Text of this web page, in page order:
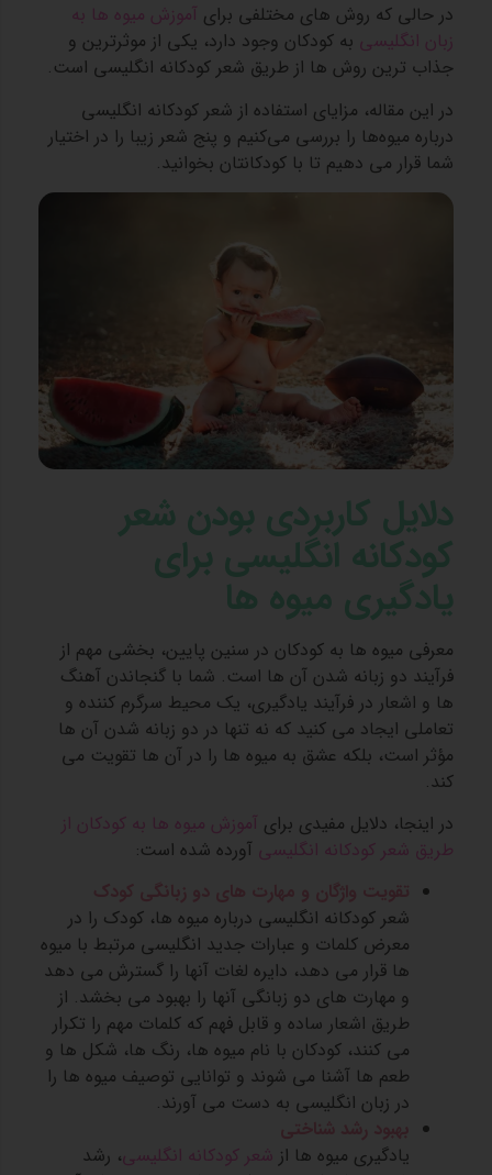
در حالی که روش های مختلفی برای آموزش میوه ها به
زبان انگلیسی به کودکان وجود دارد، یکی از موثرترین و
جذاب ترین روش ها از طریق شعر کودکانه انگلیسی است.
در این مقاله، مزایای استفاده از شعر‌ کودکانه انگلیسی
درباره میوه‌ها را بررسی می‌کنیم و پنج شعر زیبا را در اختیار
شما قرار می‌ دهیم تا با کودکانتان بخوانید.
دلایل کاربردی بودن شعر
کودکانه انگلیسی برای
یادگیری میوه ها
معرفی میوه ها به کودکان در سنین پایین، بخشی مهم از
فرآیند دو زبانه شدن آن ها است. شما با گنجاندن آهنگ
ها و اشعار در فرآیند یادگیری، یک محیط سرگرم کننده و
تعاملی ایجاد می کنید که نه تنها در دو زبانه شدن آن ها
مؤثر است، بلکه عشق به میوه ها را در آن ها تقویت می
کند.
در اینجا، دلایل مفیدی برای آموزش میوه ها به کودکان از
طریق شعر کودکانه انگلیسی آورده شده است:
شعر کودکانه انگلیسی درباره میوه ها، کودک را در
معرض کلمات و عبارات جدید انگلیسی مرتبط با میوه
ها قرار می دهد، دایره لغات آنها را گسترش می دهد
و مهارت های دو زبانگی آنها را بهبود می بخشد. از
طریق اشعار ساده و قابل فهم که کلمات مهم را تکرار
می کنند، کودکان با نام میوه ها، رنگ ها، شکل ها و
طعم ها آشنا می شوند و توانایی توصیف میوه ها را
در زبان انگلیسی به دست می آورند.
یادگیری میوه ها از شعر کودکانه انگلیسی، رشد